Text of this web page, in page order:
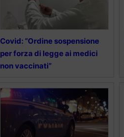
Covid: “Ordine sospensione
per forza di legge ai medici
non vaccinati”